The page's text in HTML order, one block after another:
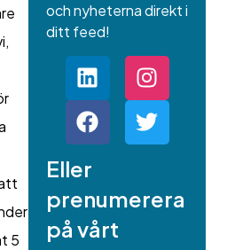
5
och nyheterna direkt i
ditt feed!
Eller
prenumerera
på vårt